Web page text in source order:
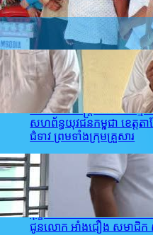
February 27, 2026.user_takeo1
ឯកឧត្តម សុខ ពុទ្ធិវុធ បានអញ្
វិញ្ញាណក្ខន្ធម្តាយរបស់ ឯកឧត្
សមាជិកអចិន្រ្តៃយ៍គណៈកម្ម
សហព័ន្ធយុវជនកម្ពុជា ខេត្តត
ជំទាវ ព្រមទាំងក្រុមគ្រួសារ
February 26, 2026.user_takeo1
គណៈកម្មាធិការ ស.ស.យ.ក. ស្រុ
ដឹកនាំដោយលោក ជា សម្បត្តិ
ទុក្ខ និងនាំយកថវិការបស់ឯកឧ
ជូនលោក អាំង​ជឿង សមាជិ